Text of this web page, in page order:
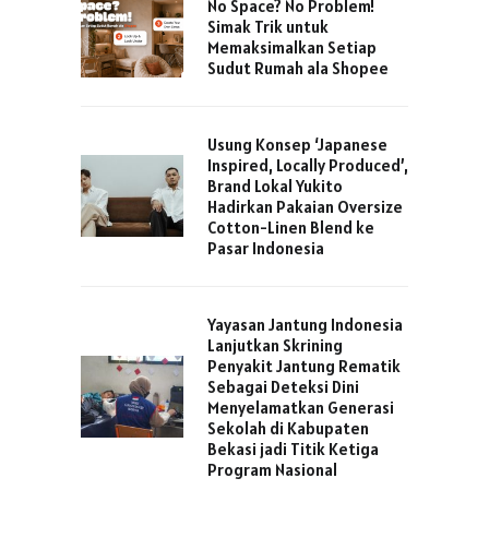
No Space? No Problem!
Simak Trik untuk
Memaksimalkan Setiap
Sudut Rumah ala Shopee
Usung Konsep ‘Japanese
Inspired, Locally Produced’,
Brand Lokal Yukito
Hadirkan Pakaian Oversize
Cotton-Linen Blend ke
Pasar Indonesia
Yayasan Jantung Indonesia
Lanjutkan Skrining
Penyakit Jantung Rematik
Sebagai Deteksi Dini
Menyelamatkan Generasi
Sekolah di Kabupaten
Bekasi jadi Titik Ketiga
Program Nasional